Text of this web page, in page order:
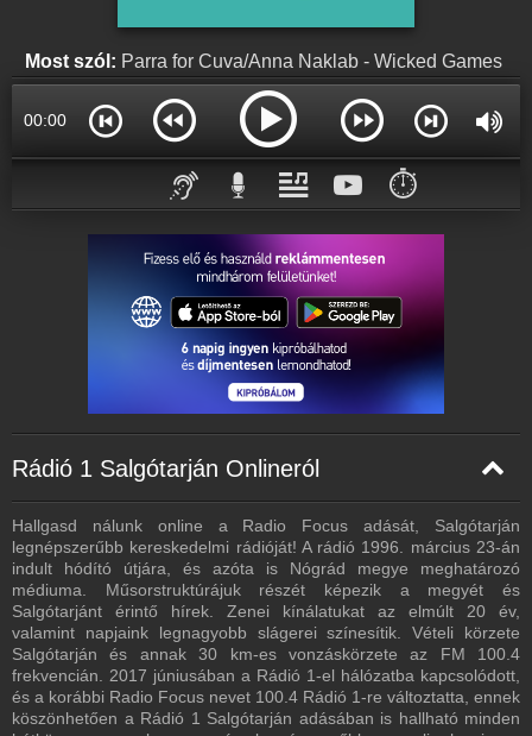
Rádió beágyazás
Ágyazd be weboldaladba
Készítés lépésről lépésre
Most szól: Parra for Cuva/Anna Naklab - Wicked Games
00:00
⏱️
Rádió 1 Salgótarján Onlineról
Hallgasd nálunk online a Radio Focus adását, Salgótarján
legnépszerűbb kereskedelmi rádióját! A rádió 1996. március 23-án
indult hódító útjára, és azóta is Nógrád megye meghatározó
médiuma. Műsorstruktúrájuk részét képezik a megyét és
Salgótarjánt érintő hírek. Zenei kínálatukat az elmúlt 20 év,
valamint napjaink legnagyobb slágerei színesítik. Vételi körzete
Salgótarján és annak 30 km-es vonzáskörzete az FM 100.4
frekvencián. 2017 júniusában a Rádió 1-el hálózatba kapcsolódott,
és a korábbi Radio Focus nevet 100.4 Rádió 1-re változtatta, ennek
köszönhetően a Rádió 1 Salgótarján adásában is hallható minden